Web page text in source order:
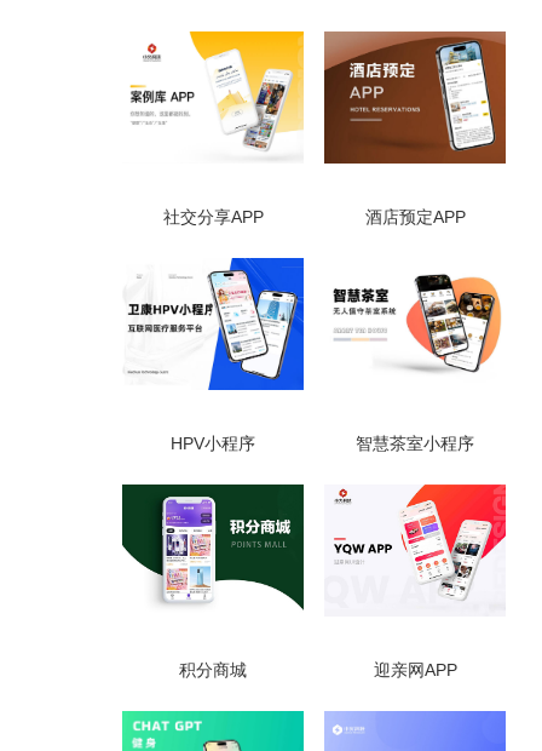
社交分享APP 酒店预定APP
HPV小程序 智慧茶室小程序
积分商城 迎亲网APP